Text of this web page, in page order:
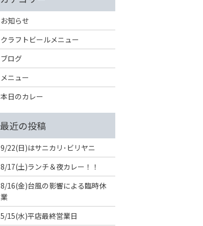
お知らせ
クラフトビールメニュー
ブログ
メニュー
本日のカレー
9/22(日)はサニカリ･ビリヤニ
8/17(土)ランチ＆夜カレー！！
8/16(金)台風の影響による臨時休
業
5/15(水)平店最終営業日